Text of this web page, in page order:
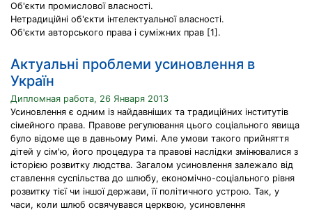
Об'єкти промислової власності.
Нетрадиційні об'єкти інтелектуальної власності.
Об'єкти авторського права і суміжних прав [1].
Актуальні проблеми усиновлення в
Україн
Дипломная работа, 26 Января 2013
Усиновлення є одним із найдавніших та традиційних інститутів
сімейного права. Правове регулювання цього соціального явища
було відоме ще в давньому Римі. Але умови такого прийняття
дітей у сім'ю, його процедура та правові наслідки змінювалися з
історією розвитку людства. Загалом усиновлення залежало від
ставлення суспільства до шлюбу, економічно-соціального рівня
розвитку тієї чи іншої держави, її політичного устрою. Так, у
часи, коли шлюб освячувався церквою, усиновлення